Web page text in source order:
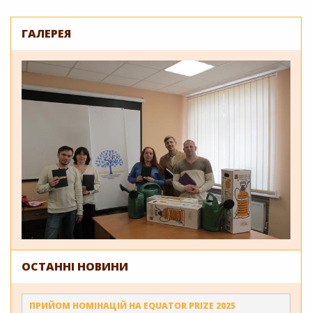
ГАЛЕРЕЯ
ОСТАННІ НОВИНИ
ПРИЙОМ НОМІНАЦІЙ НА EQUATOR PRIZE 2025